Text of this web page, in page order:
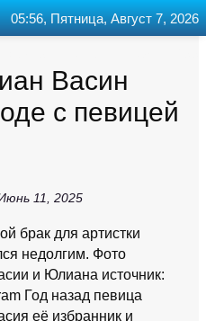
Васин
с певицей
11, 2025
брак для артистки
недолгим. Фото
и Юлиана источник:
Год назад певица
её избранник и
05:56, Пятница, Август 7, 2026